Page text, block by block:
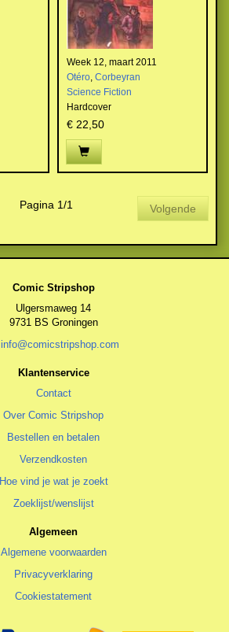
Week 12, maart 2011
Otéro, Corbeyran
Science Fiction
Hardcover
€ 22,50
Pagina 1/1 Volgende
Comic Stripshop
Ulgersmaweg 14
9731 BS Groningen
info@comicstripshop.com
Klantenservice
Contact
Over Comic Stripshop
Bestellen en betalen
Verzendkosten
Hoe vind je wat je zoekt
Zoeklijst/wenslijst
Algemeen
Algemene voorwaarden
Privacyverklaring
Cookiestatement